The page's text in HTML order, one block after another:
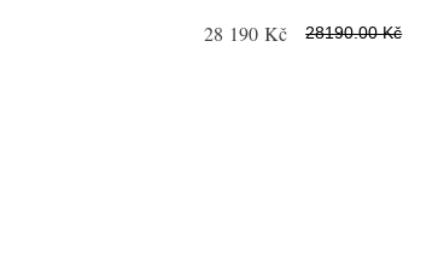
28 190 Kč 28190.00 Kč